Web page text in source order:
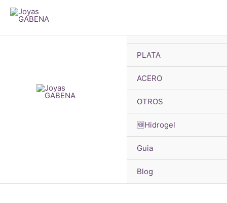
contenido
PLATA
ACERO
OTROS
🆕Hidrogel
Guia
Blog